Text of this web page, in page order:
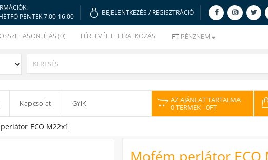
PÉNTEK 7:00-16:00
BEJELENTKEZÉS / REGISZTRÁCIÓ
(0) HÍRLEVÉL FELIRATKOZÁS FT PÉNZNEM
Kapcsolat GYIK
AZ AJÁNLAT TARTALMA
0 TERMÉK- 0FT
ECO M22x1
Mofém perlátor ECO